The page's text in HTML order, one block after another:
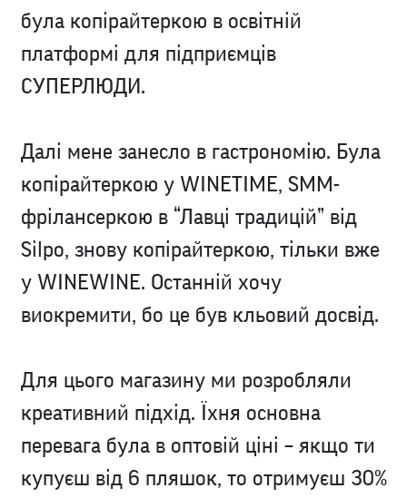
була копірайтеркою в освітній
платформі для підприємців
СУПЕРЛЮДИ.
Далі мене занесло в гастрономію. Була
копірайтеркою у WINETIME, SMM-
фрілансеркою в “Лавці традицій” від
Silpo, знову копірайтеркою, тільки вже
у WINEWINE. Останній хочу
виокремити, бо це був кльовий досвід.
Для цього магазину ми розробляли
креативний підхід. Їхня основна
перевага була в оптовій ціні – якщо ти
купуєш від 6 пляшок, то отримуєш 30%